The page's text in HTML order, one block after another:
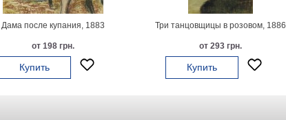
Дама после купания, 1883
от 198 грн.
Купить
Три танцовщицы в розовом, 1886
от 293 грн.
Купить